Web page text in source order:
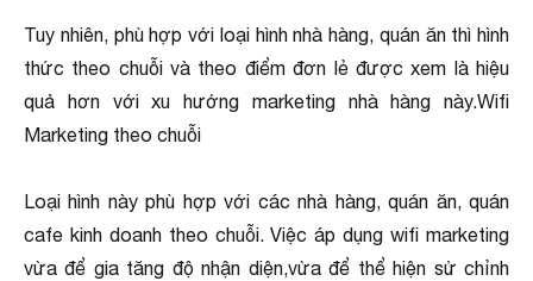
Tuy nhiên, phù hợp với loại hình nhà hàng, quán ăn thì hình
thức theo chuỗi và theo điểm đơn lẻ được xem là hiệu
quả hơn với xu hướng marketing nhà hàng này.Wifi
Marketing theo chuỗi
Loại hình này phù hợp với các nhà hàng, quán ăn, quán
cafe kinh doanh theo chuỗi. Việc áp dụng wifi marketing
vừa để gia tăng độ nhận diện,vừa để thể hiện sử chỉnh